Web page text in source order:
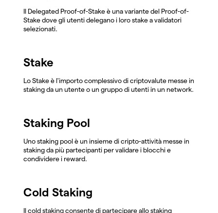
Il Delegated Proof-of-Stake è una variante del Proof-of-
Stake dove gli utenti delegano i loro stake a validatori
selezionati.
Stake
Lo Stake è l'importo complessivo di criptovalute messe in
staking da un utente o un gruppo di utenti in un network.
Staking Pool
Uno staking pool è un insieme di cripto-attività messe in
staking da più partecipanti per validare i blocchi e
condividere i reward.
Cold Staking
Il cold staking consente di partecipare allo staking